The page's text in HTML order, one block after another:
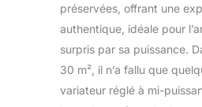
préservées, offrant une
authentique, idéale pour
surpris par sa puissance.
30 m², il n’a fallu que
variateur réglé à mi-